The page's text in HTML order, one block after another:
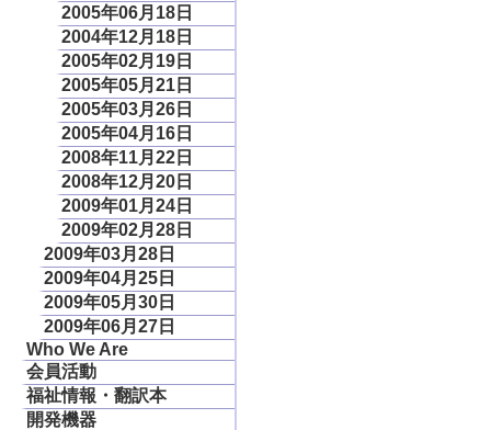
2005年06月18日
2004年12月18日
2005年02月19日
2005年05月21日
2005年03月26日
2005年04月16日
2008年11月22日
2008年12月20日
2009年01月24日
2009年02月28日
2009年03月28日
2009年04月25日
2009年05月30日
2009年06月27日
Who We Are
会員活動
福祉情報・翻訳本
開発機器